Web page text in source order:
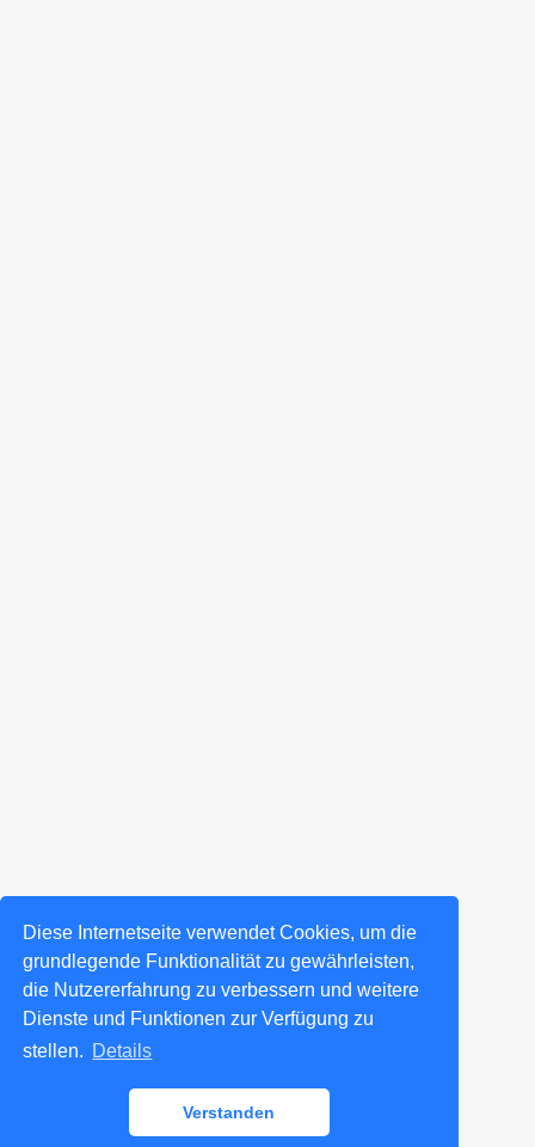
Diese Internetseite verwendet Cookies, um die
grundlegende Funktionalität zu gewährleisten,
die Nutzererfahrung zu verbessern und weitere
Dienste und Funktionen zur Verfügung zu
stellen. Details
Verstanden